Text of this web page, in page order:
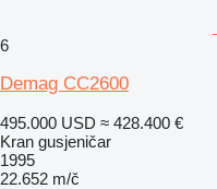
6
Demag CC2600
495.000 USD ≈ 428.400 €
Kran gusjeničar
1995
22.652 m/č